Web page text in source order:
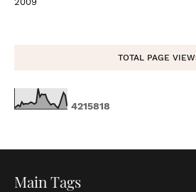
TOTAL PAGE
4215818
Main Tags